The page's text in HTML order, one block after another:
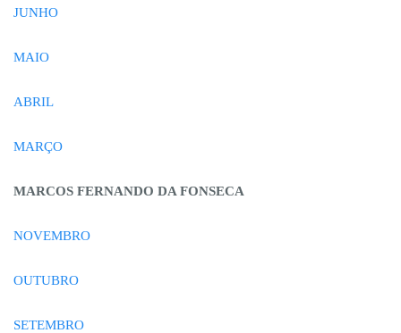
JUNHO
MAIO
ABRIL
MARÇO
MARCOS FERNANDO DA FONSECA
NOVEMBRO
OUTUBRO
SETEMBRO